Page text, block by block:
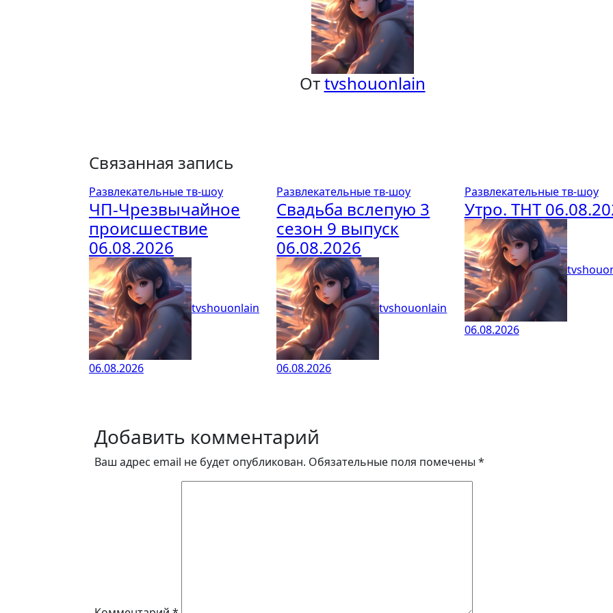
Отtvshouonlain
Связанная запись
Развлекательные тв-шоу
ЧП-Чрезвычайное
происшествие
06.08.2026
tvshouonlain
06.08.2026
Развлекательные тв-шоу
Свадьба вслепую 3
сезон 9 выпуск
06.08.2026
tvshouonlain
06.08.2026
Развлекательные тв-шоу
Утро. ТНТ
06.08.2026
Добавить комментарий
Ваш адрес email не будет опубликован. Обязательные поля помечены *